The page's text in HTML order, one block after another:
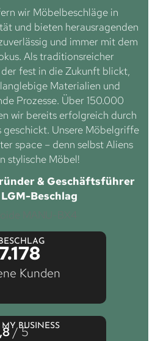
wir Möbelbeschläge in
und bieten herausragenden
und immer mit dem
Als traditionsreicher
fest in die Zukunft blickt,
Materialien und
Prozesse. Über 150.000
wir bereits erfolgreich durch
geschickt. Unsere Möbelgriffe
space – denn selbst Aliens
stylische Möbel!
& Geschäftsführer
Beschlag
Kunden
BUSINESS
/ 5